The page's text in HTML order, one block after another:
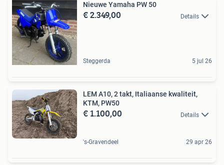
Nieuwe Yamaha PW 50
€ 2.349,00 Details
Steggerda 5 jul 26
LEM A10, 2 takt, Italiaanse kwaliteit,
KTM, PW50
€ 1.100,00 Details
's-Gravendeel 29 apr 26